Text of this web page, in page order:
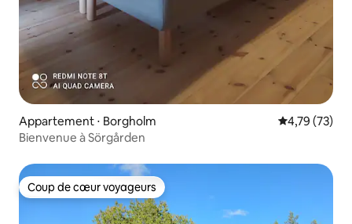
Appartement ⋅ Borgholm Évaluation
4,79 (73)
Bienvenue à Sörgården
Coup de cœur voyageurs
Coup de cœur voyageurs